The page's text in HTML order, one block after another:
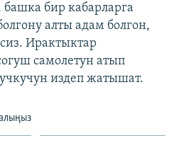
башка бир кабарларга
алты адам болгон,
Ирактыктар
самолетун атып
издеп жатышат.